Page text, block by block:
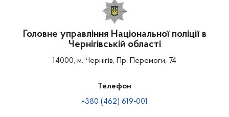
Головне управління Національної поліції в
Чернігівській області
14000, м. Чернігів, Пр. Перемоги, 74
Телефон
+380 (462) 619-001